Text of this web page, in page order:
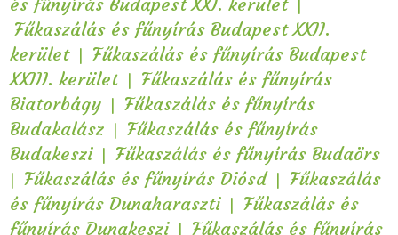
Fűkaszálás és fűnyírás Budapest XXII.
kerület | Fűkaszálás és fűnyírás Budapest
XXIII. kerület | Fűkaszálás és fűnyírás
Biatorbágy | Fűkaszálás és fűnyírás
Budakalász | Fűkaszálás és fűnyírás
Budakeszi | Fűkaszálás és fűnyírás Budaörs
| Fűkaszálás és fűnyírás Diósd | Fűkaszálás
és fűnyírás Dunaharaszti | Fűkaszálás és
fűnyírás Dunakeszi | Fűkaszálás és fűnyírás